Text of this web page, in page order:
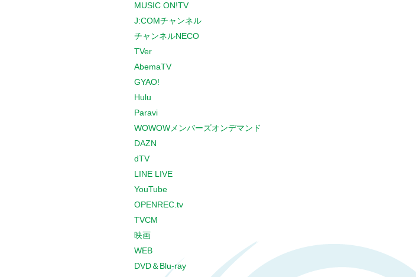
MUSIC ON!TV
J:COMチャンネル
チャンネルNECO
TVer
AbemaTV
GYAO!
Hulu
Paravi
WOWOWメンバーズオンデマンド
DAZN
dTV
LINE LIVE
YouTube
OPENREC.tv
TVCM
映画
WEB
DVD＆Blu-ray